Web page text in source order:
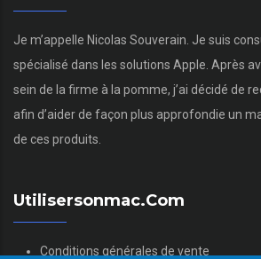
Je m’appelle Nicolas Souverain. Je suis
spécialisé dans les solutions Apple. Après
sein de la firme à la pomme, j’ai décidé de
afin d’aider de façon plus approfondie un
de ces produits.
Utilisersonmac.com
Conditions générales de vente